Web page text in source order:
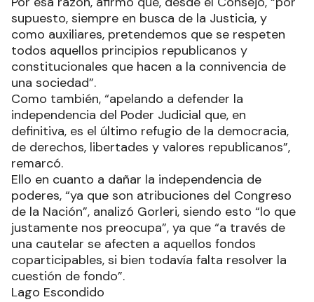
supuesto, siempre en busca de la Justicia, y
como auxiliares, pretendemos que se respeten
todos aquellos principios republicanos y
constitucionales que hacen a la connivencia de
una sociedad”.
Como también, “apelando a defender la
independencia del Poder Judicial que, en
definitiva, es el último refugio de la democracia,
de derechos, libertades y valores republicanos”,
remarcó.
Ello en cuanto a dañar la independencia de
poderes, “ya que son atribuciones del Congreso
de la Nación”, analizó Gorleri, siendo esto “lo que
justamente nos preocupa”, ya que “a través de
una cautelar se afecten a aquellos fondos
coparticipables, si bien todavía falta resolver la
cuestión de fondo”.
Lago Escondido